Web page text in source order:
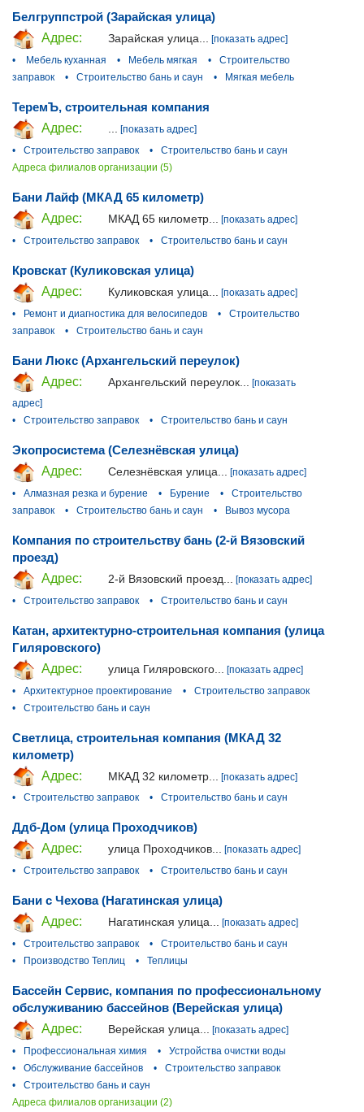
Белгруппстрой (Зарайская улица)
Адрес:
Зарайская улица... [показать адрес]
•
Мебель куханная • Мебель мягкая •
Строительство
заправок
• Строительство бань и саун • Мягкая мебель
ТеремЪ, строительная компания
Адрес:
... [показать адрес]
•
Строительство заправок •
Строительство бань и саун
Адреса филиалов организации (5)
Бани Лайф (МКАД 65 километр)
Адрес:
МКАД 65 километр...
[показать адрес]
•
Строительство заправок • Строительство бань и саун
Кровскат (Куликовская улица)
Адрес:
Куликовская улица...
[показать адрес]
•
Ремонт и диагностика для велосипедов •
Строительство
заправок
• Строительство бань и саун
Бани Люкс (Архангельский переулок)
Адрес:
Архангельский переулок...
[показать
адрес]
•
Строительство заправок • Строительство бань и саун
Экопросистема (Селезнёвская улица)
Адрес:
Селезнёвская улица... [показать адрес]
•
Алмазная резка и бурение • Бурение •
Строительство
заправок
• Строительство бань и саун • Вывоз мусора
Компания по строительству бань (2-й Вязовский
проезд)
Адрес:
2-й Вязовский проезд...
[показать адрес]
•
Строительство заправок • Строительство бань и саун
Катан, архитектурно-строительная компания (улица
Гиляровского)
Адрес:
улица Гиляровского...
[показать адрес]
•
Архитектурное проектирование •
Строительство заправок
•
Строительство бань и саун
Светлица, строительная компания (МКАД 32
километр)
Адрес:
МКАД 32 километр...
[показать адрес]
•
Строительство заправок • Строительство бань и саун
Ддб-Дом (улица Проходчиков)
Адрес:
улица Проходчиков... [показать адрес]
•
Строительство заправок • Строительство бань и саун
Бани с Чехова (Нагатинская улица)
Адрес:
Нагатинская улица...
[показать адрес]
•
Строительство заправок •
Строительство бань и саун
•
Производство Теплиц • Теплицы
Бассейн Сервис, компания по профессиональному
обслуживанию бассейнов (Верейская улица)
Адрес:
Верейская улица...
[показать адрес]
•
Профессиональная химия •
Устройства очистки воды
•
Обслуживание бассейнов •
Строительство заправок
•
Строительство бань и саун
Адреса филиалов организации (2)